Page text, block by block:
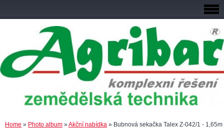
Home » Photo album »Akční nabídka » Bubnová sekačka Talex Z-042/1 - 1,65m